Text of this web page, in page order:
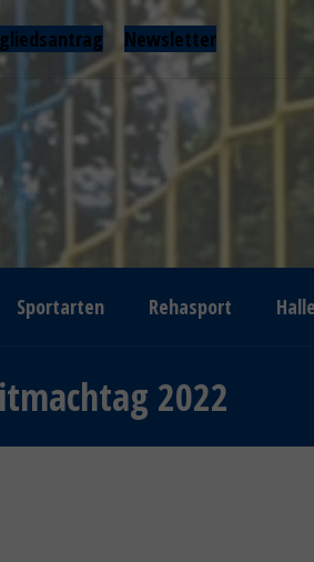
Newsletter
Sportarten Rehasport
2022